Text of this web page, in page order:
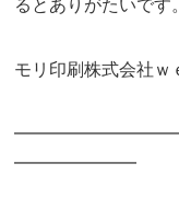
るとありがたいです。
モリ印刷株式会社
━━━━━━━